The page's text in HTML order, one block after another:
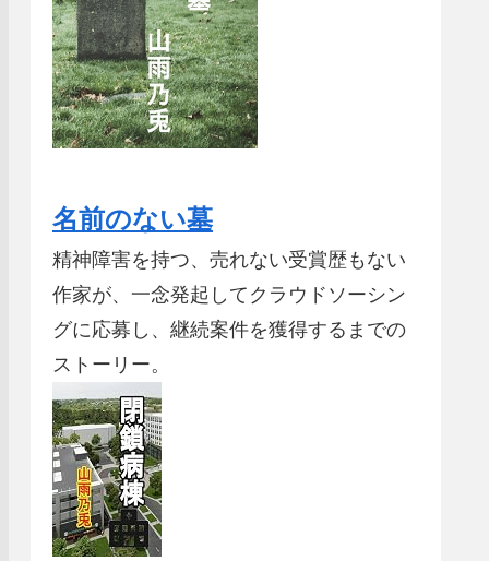
名前のない墓
精神障害を持つ、売れない受賞歴もない
作家が、一念発起してクラウドソーシン
グに応募し、継続案件を獲得するまでの
ストーリー。